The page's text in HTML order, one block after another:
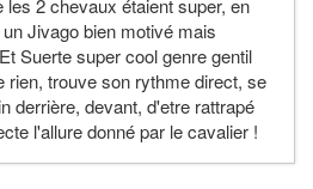
2 chevaux étaient super, en
Jivago bien motivé mais
Suerte super cool genre gentil
rien, trouve son rythme direct, se
derrière, devant, d'etre rattrapé
l'allure donné par le cavalier !